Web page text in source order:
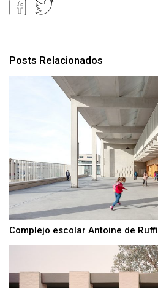
Posts Relacionados
Complejo escolar Antoine de Ruffi